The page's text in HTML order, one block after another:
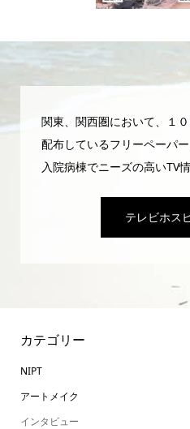
関東、関西圏において、１
配布しているフリーペーパー
入院病棟でニーズの高いTV
テレビホス
カテゴリー
NIPT
アートメイク
インタビュー